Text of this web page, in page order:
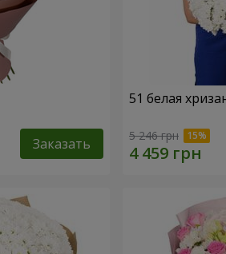
Заказать
51 белая
5 246 грн